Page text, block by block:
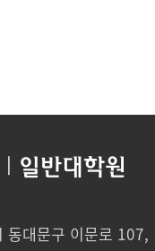
일반대학원
동대문구 이문로 107,